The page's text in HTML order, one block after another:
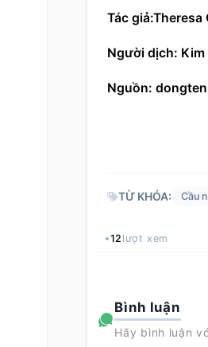
Tác
Người dịch: Kim
Nguồn:
TỪ KHÓA: Cầu
12 lượt xem
Bình luận
Hãy bình luận